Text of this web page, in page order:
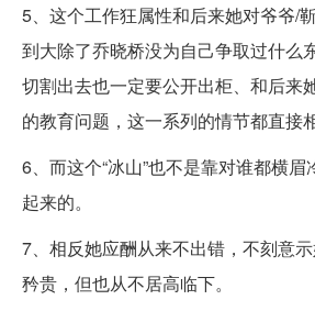
5、这个工作狂属性和后来她对爷爷/
到大除了乔晓桥没为自己争取过什么
切割出去也一定要公开出柜、和后来
的教育问题，这一系列的情节都直接相
6、而这个“冰山”也不是靠对谁都横
起来的。
7、相反她应酬从来不出错，不刻意
矜贵，但也从不居高临下。